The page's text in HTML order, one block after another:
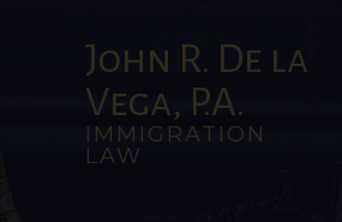
John R. De la
Vega, P.A.
IMMIGRATION
LAW